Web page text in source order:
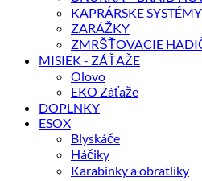
KAPRÁRSKE SYSTÉMY
ZARÁŽKY
ZMRŠŤOVACIE
MISIEK - ZÁŤAŽE
Olovo
EKO Záťaže
DOPLNKY
ESOX
Blyskáče
Háčiky
Karabinky a obratlíky